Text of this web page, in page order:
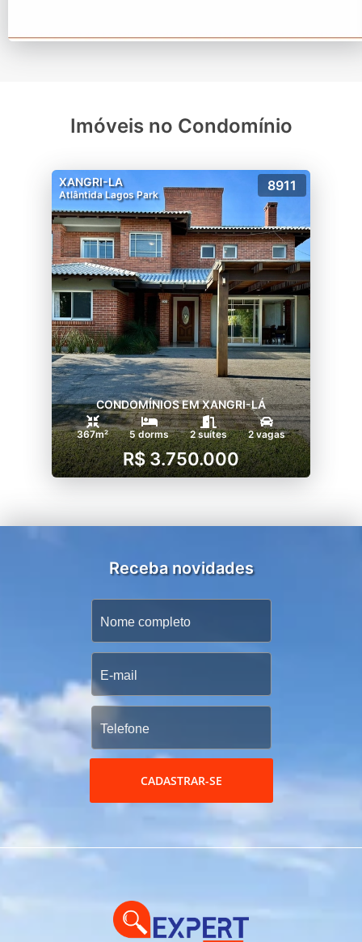
Imóveis no Condomínio
XANGRI-LA
Atlântida Lagos Park
8911
CONDOMÍNIOS EM XANGRI-LÁ
367m² 5 dorms 2 suítes 2 vagas
R$ 3.750.000
Receba novidades
CADASTRAR-SE